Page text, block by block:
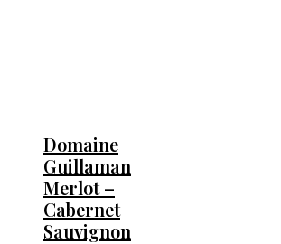
Domaine
Guillaman
Merlot –
Cabernet
Sauvignon